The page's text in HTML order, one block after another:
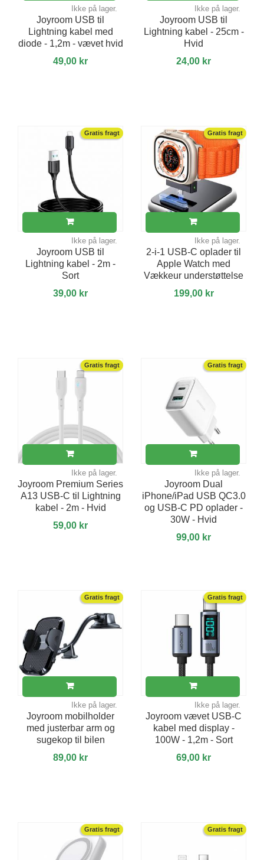
Ikke på lager.
Joyroom USB til
Lightning kabel med
diode - 1,2m - vævet hvid
49,00 kr
Ikke på lager.
Joyroom USB til
Lightning kabel - 25cm -
Hvid
24,00 kr
Gratis fragt
Ikke på lager.
Joyroom USB til
Lightning kabel - 2m -
Sort
39,00 kr
Gratis fragt
Ikke på lager.
2-i-1 USB-C oplader til
Apple Watch med
Vækkeur understøttelse
199,00 kr
Gratis fragt
Ikke på lager.
Joyroom Premium Series
A13 USB-C til Lightning
kabel - 2m - Hvid
59,00 kr
Gratis fragt
Ikke på lager.
Joyroom Dual
iPhone/iPad USB QC3.0
og USB-C PD oplader -
30W - Hvid
99,00 kr
Gratis fragt
Ikke på lager.
Joyroom mobilholder
med justerbar arm og
sugekop til bilen
89,00 kr
Gratis fragt
Ikke på lager.
Joyroom vævet USB-C
kabel med display -
100W - 1,2m - Sort
69,00 kr
Gratis fragt Gratis fragt